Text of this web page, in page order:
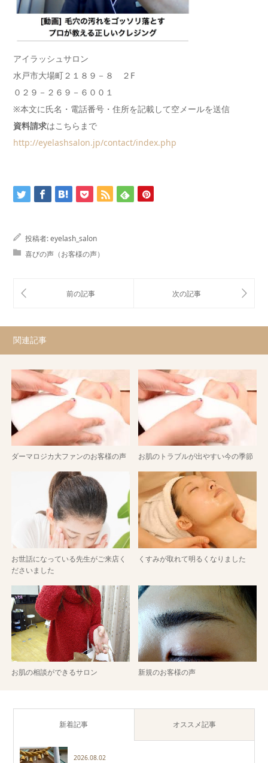
アイラッシュサロン
水戸市大場町２１８９－８ ２F
０２９－２６９－６００１
※本文に氏名・電話番号・住所を記載して空メールを送信
資料請求はこちらまで
http://eyelashsalon.jp/contact/index.php
投稿者:eyelash_salon
喜びの声（お客様の声）
関連記事
ダーマロジカ大ファンのお客様の声 お肌のトラブルが出やすい今の季節
お世話になっている先生がご来店く
ださいました
くすみが取れて明るくなりました
お肌の相談ができるサロン 新規のお客様の声
新着記事 オススメ記事
2026.08.02